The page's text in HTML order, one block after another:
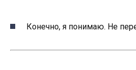
Конечно, я понимаю. Не